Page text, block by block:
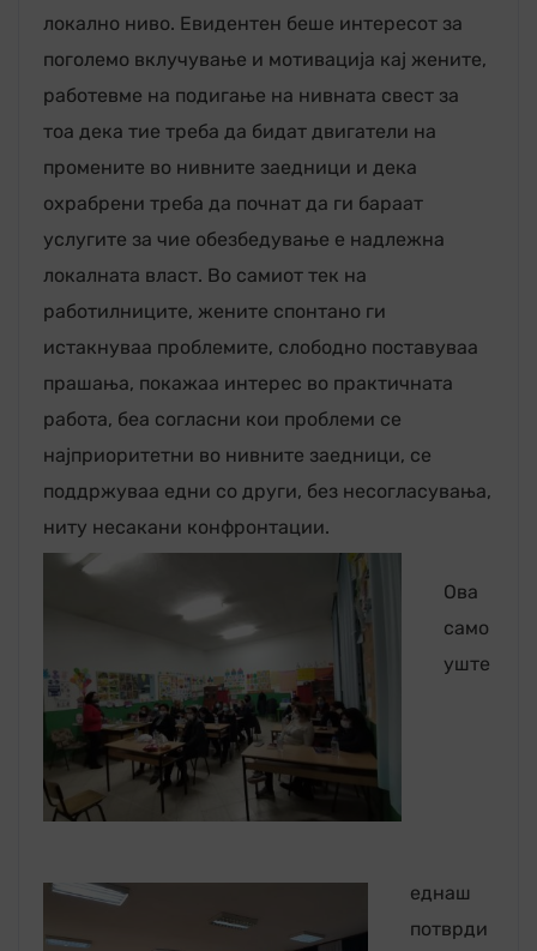
локално ниво. Евидентен беше интересот за
поголемо вклучување и мотивација кај жените,
работевме на подигање на нивната свест за
тоа дека тие треба да бидат двигатели на
промените во нивните заедници и дека
охрабрени треба да почнат да ги бараат
услугите за чие обезбедување е надлежна
локалната власт. Во самиот тек на
работилниците, жените спонтано ги
истакнуваа проблемите, слободно поставуваа
прашања, покажаа интерес во практичната
работа, беа согласни кои проблеми се
најприоритетни во нивните заедници, се
поддржуваа едни со други, без несогласувања,
ниту несакани конфронтации.
Ова
само
уште
еднаш
потврди